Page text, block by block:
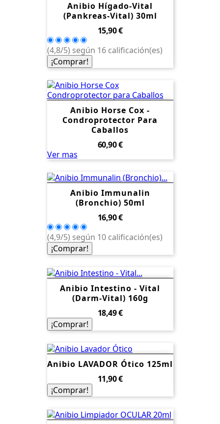
Anibio Hígado-Vital
(Pankreas-Vital) 30ml
Precio
15,90 €
(4,8/5) según 16 calificación(es)
¡Comprar!
Anibio Horse Cox -
Condroprotector Para
Caballos
Precio
60,90 €
Ver mas
Anibio Immunalin
(Bronchio) 50ml
Precio
16,90 €
(4,9/5) según 10 calificación(es)
¡Comprar!
Anibio Intestino - Vital
(Darm-Vital) 160g
Precio
18,49 €
¡Comprar!
Anibio LAVADOR Ótico 125ml
Precio
11,90 €
¡Comprar!